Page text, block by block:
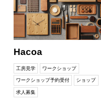
Hacoa
工房見学 ワークショップ
ワークショップ予約受付 ショップ
求人募集